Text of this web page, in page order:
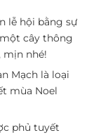
lễ hội bằng sự
cây thông
mịn nhé!
Mạch là loại
mùa Noel
phủ tuyết